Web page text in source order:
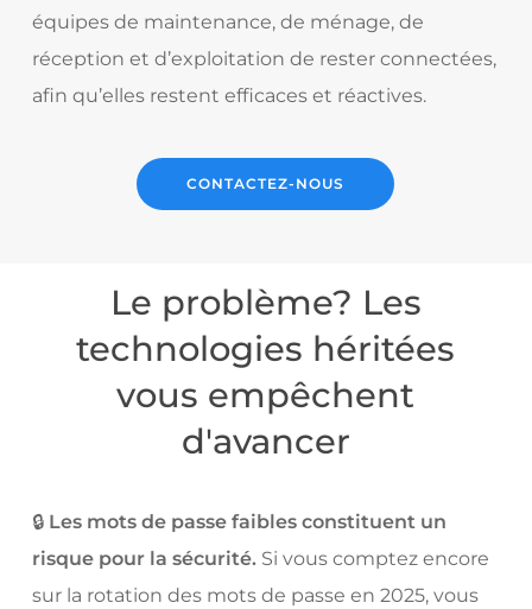
équipes de maintenance, de ménage, de
réception et d’exploitation de rester connectées,
afin qu’elles restent efficaces et réactives.
CONTACTEZ-NOUS
Le problème? Les
technologies héritées
vous empêchent
d'avancer
🔒 Les mots de passe faibles constituent un
risque pour la sécurité.Si vous comptez encore
sur la rotation des mots de passe en 2025, vous